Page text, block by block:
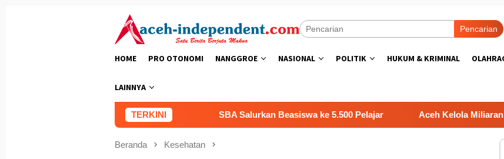
Pencarian
HOME PRO OTONOMI NANGGROE NASIONAL POLITIK HUKUM & KRIMINAL
LAINNYA
TERKINI SBA Salurkan Beasiswa ke 5.500 Pelajar Aceh Kelola Miliaran Dari
Beranda Kesehatan